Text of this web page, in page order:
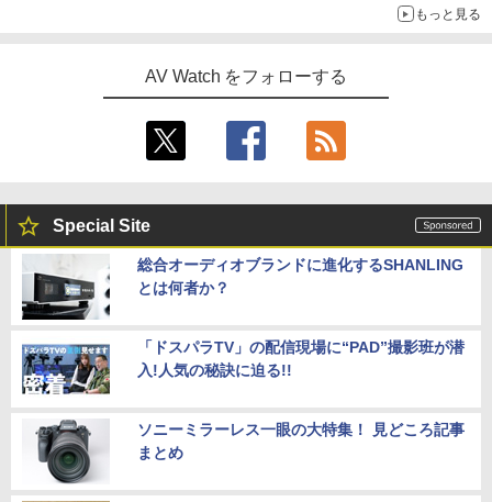
もっと見る
AV Watch をフォローする
Special Site
総合オーディオブランドに進化するSHANLING
とは何者か？
「ドスパラTV」の配信現場に“PAD”撮影班が潜
入!人気の秘訣に迫る!!
ソニーミラーレス一眼の大特集！ 見どころ記事
まとめ